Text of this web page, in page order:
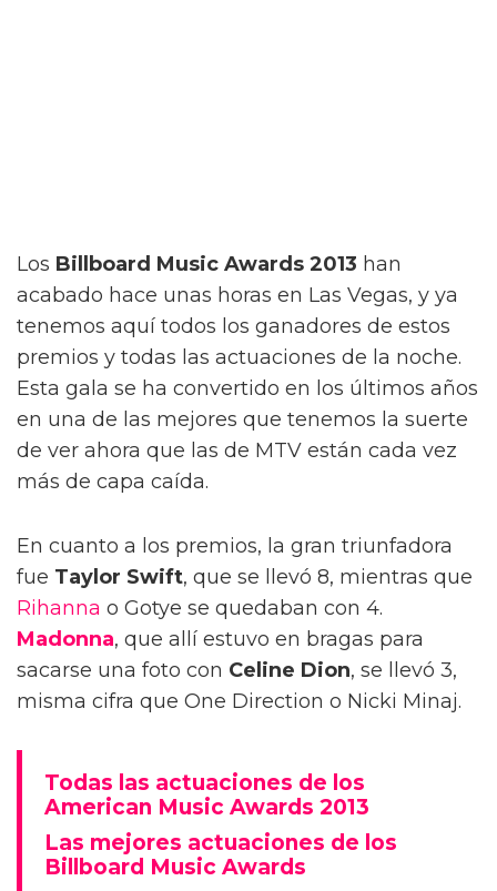
Los Billboard Music Awards 2013 han
acabado hace unas horas en Las Vegas, y ya
tenemos aquí todos los ganadores de estos
premios y todas las actuaciones de la noche.
Esta gala se ha convertido en los últimos años
en una de las mejores que tenemos la suerte
de ver ahora que las de MTV están cada vez
más de capa caída.
En cuanto a los premios, la gran triunfadora
fue Taylor Swift, que se llevó 8, mientras que
Rihanna o Gotye se quedaban con 4.
Madonna, que allí estuvo en bragas para
sacarse una foto con Celine Dion, se llevó 3,
misma cifra que One Direction o Nicki Minaj.
Todas las actuaciones de los
American Music Awards 2013
Las mejores actuaciones de los
Billboard Music Awards